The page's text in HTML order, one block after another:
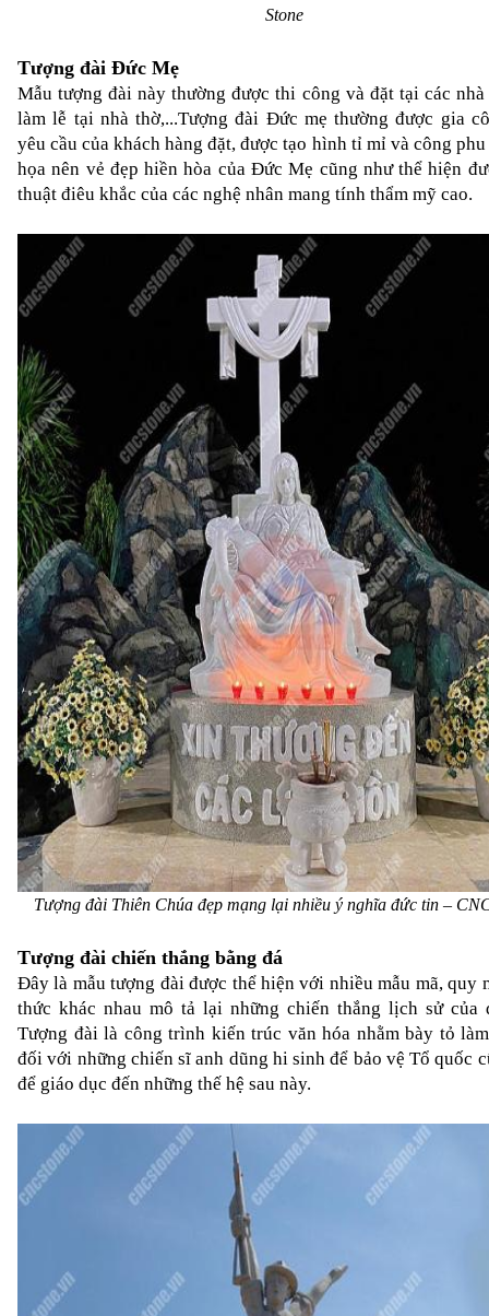
Stone
Tượng đài Đức Mẹ
Mẫu tượng đài này thường được thi công và đặt tại các
làm lễ tại nhà thờ,...Tượng đài Đức mẹ thường được gia
yêu cầu của khách hàng đặt, được tạo hình tỉ mỉ và công
họa nên vẻ đẹp hiền hòa của Đức Mẹ cũng như thể hiện
thuật điêu khắc của các nghệ nhân mang tính thẩm mỹ cao.
Tượng đài Thiên Chúa đẹp mạng lại nhiều ý nghĩa đức tin –
Tượng đài chiến thắng bằng đá
Đây là mẫu tượng đài được thể hiện với nhiều mẫu mã, quy
thức khác nhau mô tả lại những chiến thắng lịch sử của
Tượng đài là công trình kiến trúc văn hóa nhằm bày tỏ
đối với những chiến sĩ anh dũng hi sinh để bảo vệ Tổ quốc
để giáo dục đến những thế hệ sau này.